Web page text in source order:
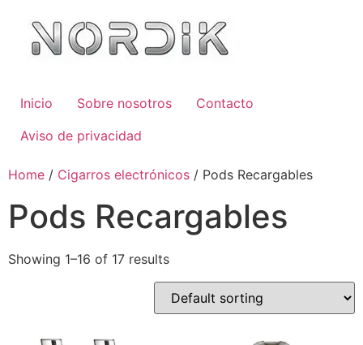
Inicio Sobre nosotros
Contacto
Aviso de privacidad
Home / Cigarros electrónicos / Pods Recargables
Pods Recargables
Showing 1–16 of 17 results